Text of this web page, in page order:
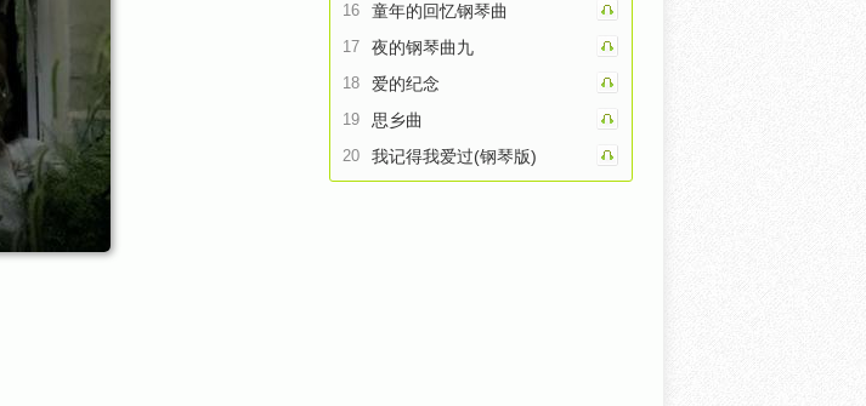
16 童年的回忆钢琴曲
17 夜的钢琴曲九
18 爱的纪念
19 思乡曲
20 我记得我爱过(钢琴版)